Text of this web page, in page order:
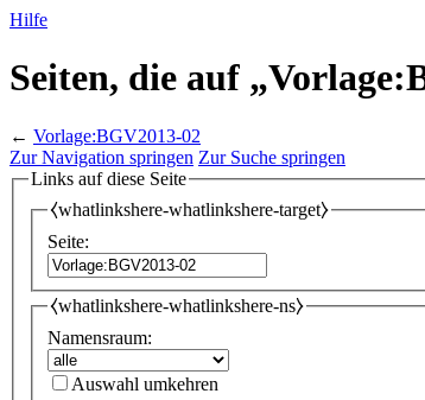
Hilfe
Seiten, die auf
← Vorlage:BGV2013-02
Zur Navigation springen Zur Suche springen
Links auf diese Seite
⧼whatlinkshere-whatlinkshere-target⧽
Seite:
⧼whatlinkshere-whatlinkshere-ns⧽
Namensraum:
Auswahl umkehren